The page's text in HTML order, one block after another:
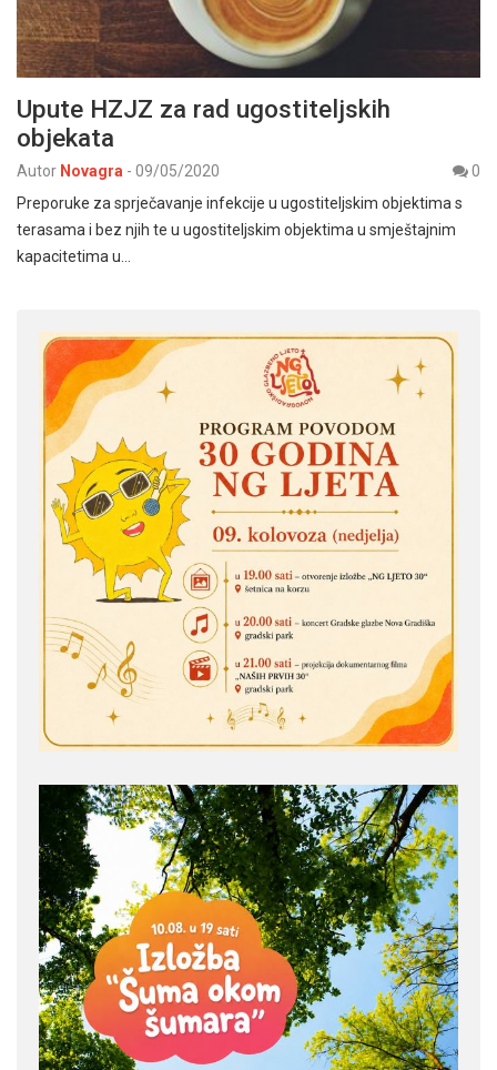
Upute HZJZ za rad ugostiteljskih
objekata
Autor Novagra - 09/05/2020
0
Preporuke za sprječavanje infekcije u ugostiteljskim objektima s
terasama i bez njih te u ugostiteljskim objektima u smještajnim
kapacitetima u…